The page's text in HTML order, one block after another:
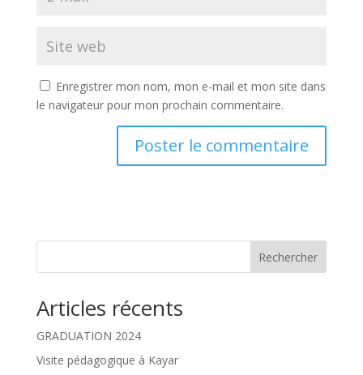
Enregistrer mon nom, mon e-mail et mon site dans
le navigateur pour mon prochain commentaire.
Rechercher
Articles récents
GRADUATION 2024
Visite pédagogique à Kayar